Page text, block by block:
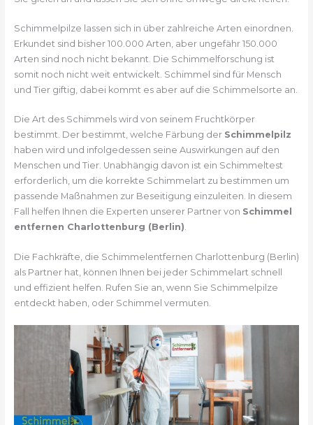
Schimmelpilze lassen sich in über zahlreiche Arten einordnen.
Erkundet sind bisher 100.000 Arten, aber ungefähr 150.000
Arten sind noch nicht bekannt. Die Schimmelforschung ist
somit noch nicht weit entwickelt. Schimmel sind für Mensch
und Tier giftig, dabei kommt es aber auf die Schimmelsorte an.
Die Art des Schimmels wird von seinem Fruchtkörper
bestimmt. Der bestimmt, welche Färbung der Schimmelpilz
haben wird und infolgedessen seine Auswirkungen auf den
Menschen und Tier. Unabhängig davon ist ein Schimmeltest
erforderlich, um die korrekte Schimmelart zu bestimmen um
passende Maßnahmen zur Beseitigung einzuleiten. In diesem
Fall helfen Ihnen die Experten unserer Partner von Schimmel
entfernen Charlottenburg (Berlin).
Die Fachkräfte, die Schimmelentfernen Charlottenburg (Berlin)
als Partner hat, können Ihnen bei jeder Schimmelart schnell
und effizient helfen. Rufen Sie an, wenn Sie Schimmelpilze
entdeckt haben, oder Schimmel vermuten.